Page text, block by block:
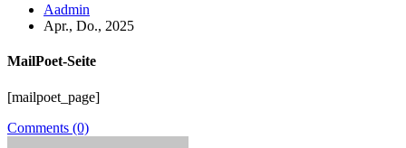
Aadmin
Apr., Do., 2025
MailPoet-Seite
[mailpoet_page]
Comments (0)